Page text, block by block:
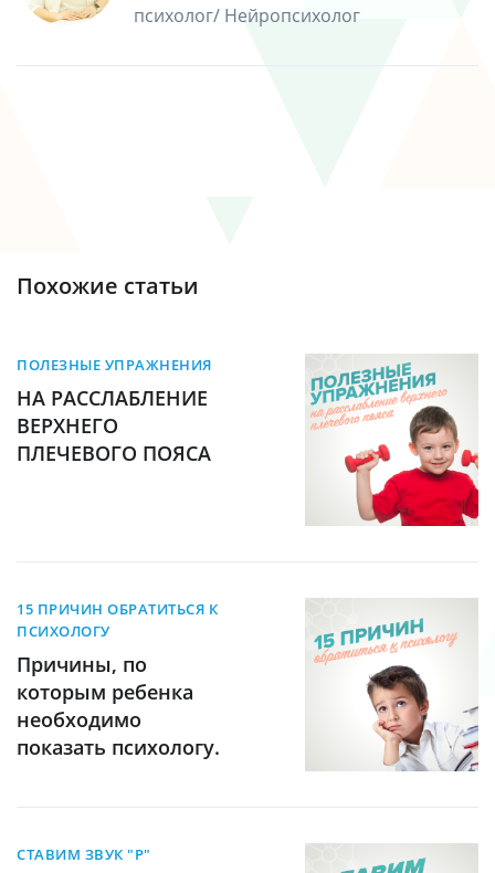
психолог/ Нейропсихолог
Похожие статьи
ПОЛЕЗНЫЕ УПРАЖНЕНИЯ
НА РАССЛАБЛЕНИЕ
ВЕРХНЕГО
ПЛЕЧЕВОГО ПОЯСА
15 ПРИЧИН ОБРАТИТЬСЯ К
ПСИХОЛОГУ
Причины, по
которым ребенка
необходимо
показать психологу.
СТАВИМ ЗВУК "Р"